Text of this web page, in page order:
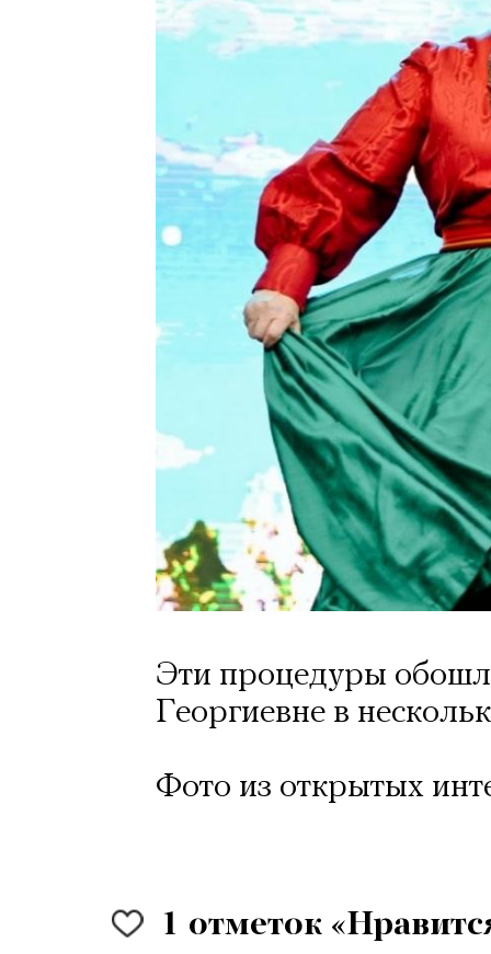
Эти процедуры
Георгиевне в
Фото из открытых
1 отметок